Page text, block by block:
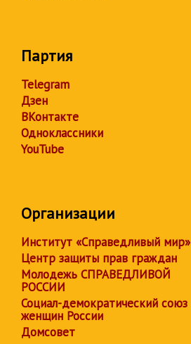
Партия
Telegram
Дзен
ВКонтакте
Одноклассники
YouTube
Организации
Институт «Справедливый мир»
Центр защиты прав граждан
Молодежь СПРАВЕДЛИВОЙ
РОССИИ
Социал-демократический союз
женщин России
Домсовет